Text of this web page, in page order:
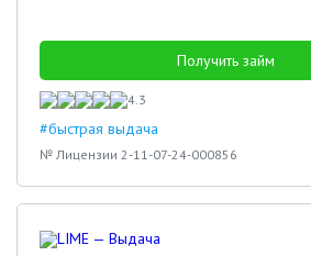
Получить займ
4.3
#быстрая выдача
№ Лицензии 2-11-07-24-000856